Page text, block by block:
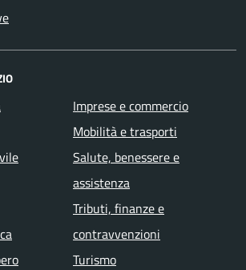
Imprese e commercio
Mobilità e trasporti
Salute, benessere e
assistenza
Tributi, finanze e
contravvenzioni
Turismo